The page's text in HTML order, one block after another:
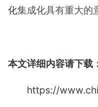
化集成化具有重大的
本文详细内容请下载
https://